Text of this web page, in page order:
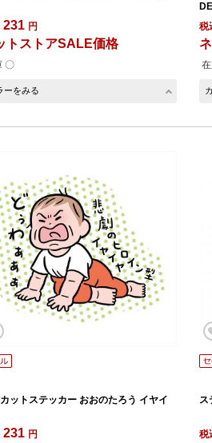
231 円
トストアSALE価格
〇
ーをみる
税
ットステッカー おおのたろう イヤイ
231 円
ス
税